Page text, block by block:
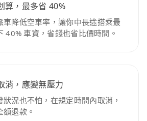
算，最多省 40%
車降低空車率，讓你中長途搭乘最
40% 車資，省錢也省比價時間。
消，應變無壓力
狀況也不怕，在規定時間內取消，
額退款。